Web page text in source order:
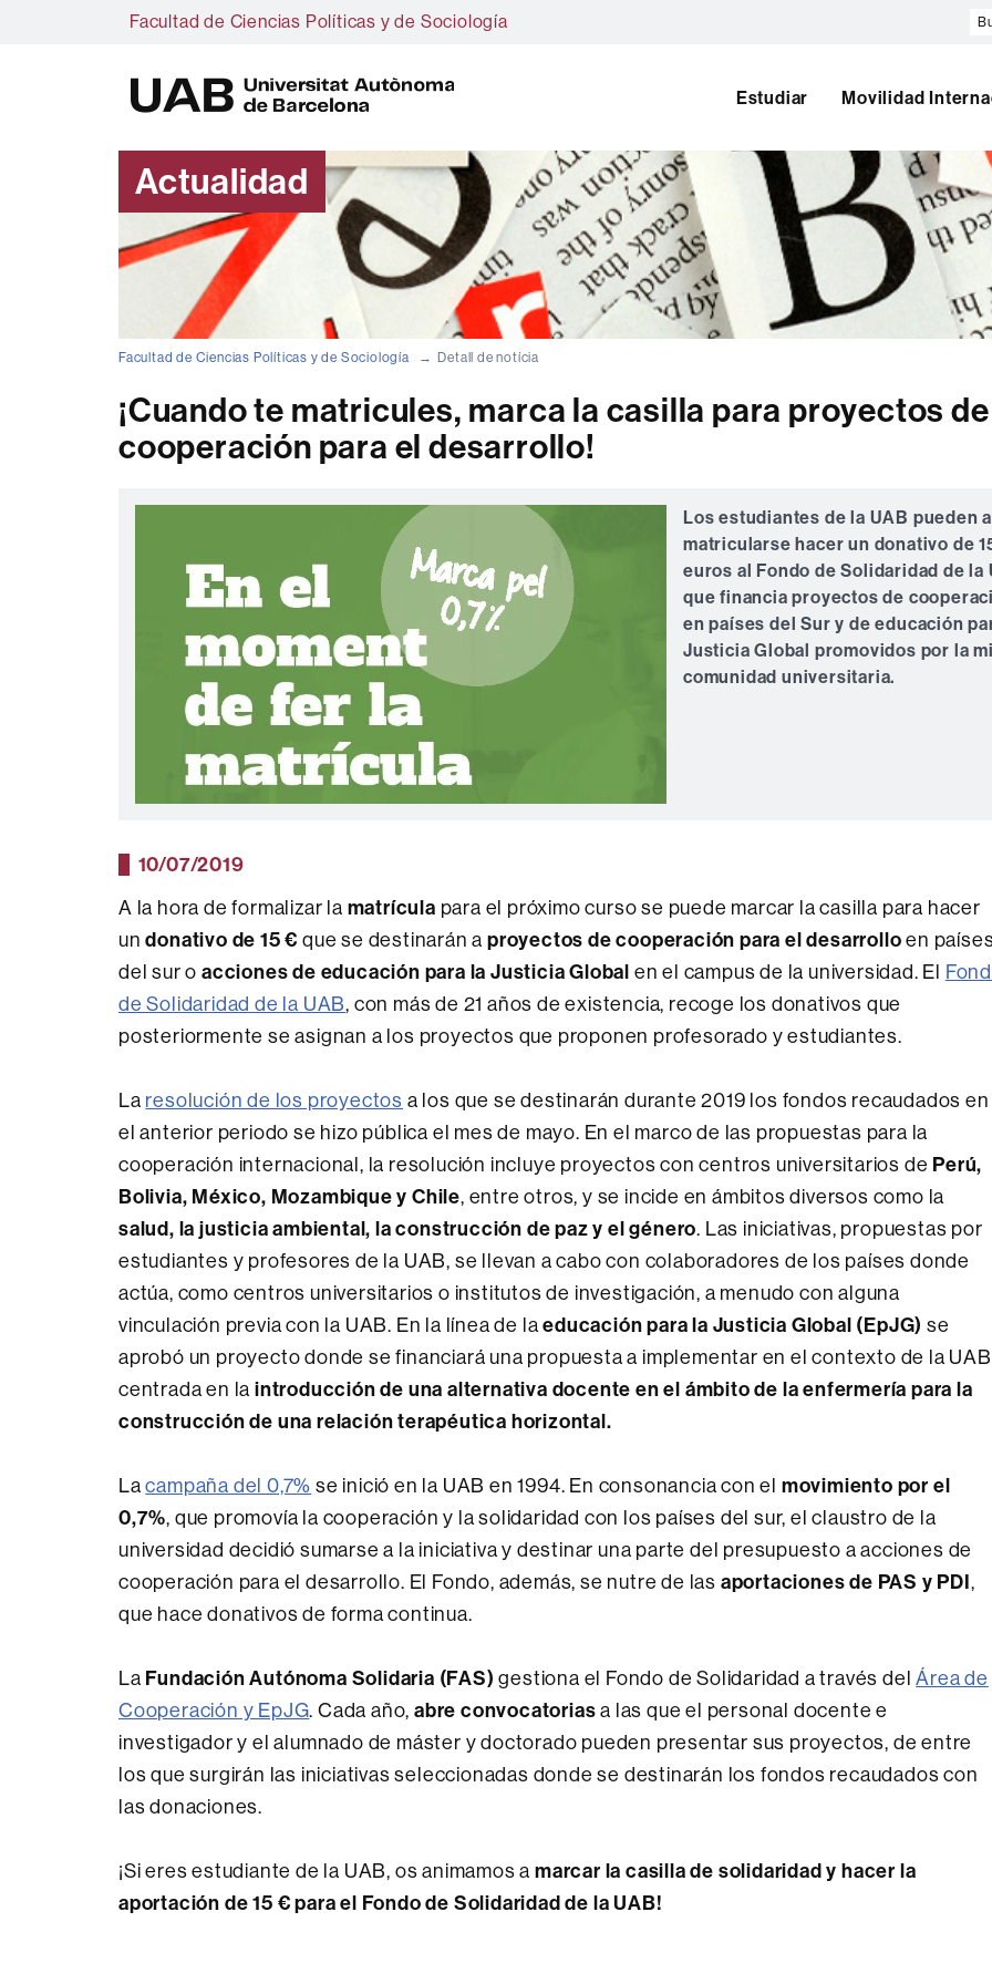
Facultad de Ciencias Políticas y de Sociología
B
Estudiar Movilidad
Actualidad
Facultad de Ciencias Políticas y de Sociología Detall de notícia
¡Cuando te matricules, marca la casilla para proyectos de
cooperación para el desarrollo!
Los estudiantes de la UAB pueden
matricularse hacer un donativo de
euros al Fondo de Solidaridad de la
que financia proyectos de
en países del Sur y de educación
Justicia Global promovidos por la
comunidad universitaria.
10/07/2019
A la hora de formalizar la matrícula para el próximo curso se puede marcar la casilla para hacer
un donativo de 15 € que se destinarán a proyectos de cooperación para el desarrollo en
del sur o acciones de educación para la Justicia Global en el campus de la universidad. El
de Solidaridad de la UAB, con más de 21 años de existencia, recoge los donativos que
posteriormente se asignan a los proyectos que proponen profesorado y estudiantes.
La resolución de los proyectos a los que se destinarán durante 2019 los fondos recaudados en
el anterior periodo se hizo pública el mes de mayo. En el marco de las propuestas para la
cooperación internacional, la resolución incluye proyectos con centros universitarios de Perú,
Bolivia, México, Mozambique y Chile, entre otros, y se incide en ámbitos diversos como la
salud, la justicia ambiental, la construcción de paz y el género. Las iniciativas, propuestas por
estudiantes y profesores de la UAB, se llevan a cabo con colaboradores de los países donde
actúa, como centros universitarios o institutos de investigación, a menudo con alguna
vinculación previa con la UAB. En la línea de laeducación para la Justicia Global (EpJG) se
aprobó un proyecto donde se financiará una propuesta a implementar en el contexto de la
centrada en la introducción de una alternativa docente en el ámbito de la enfermería para la
construcción de una relación terapéutica horizontal.
Lacampaña del 0,7% se inició en la UAB en 1994. En consonancia con el movimiento por el
0,7%, que promovía la cooperación y la solidaridad con los países del sur, el claustro de la
universidad decidió sumarse a la iniciativa y destinar una parte del presupuesto a acciones de
cooperación para el desarrollo. El Fondo, además, se nutre de las aportaciones de PAS y PDI,
que hace donativos de forma continua.
La Fundación Autónoma Solidaria (FAS) gestiona el Fondo de Solidaridad a través delÁrea de
Cooperación y EpJG. Cada año,abre convocatorias a las que el personal docente e
investigador y el alumnado de máster y doctorado pueden presentar sus proyectos, de entre
los que surgirán las iniciativas seleccionadas donde se destinarán los fondos recaudados con
las donaciones.
¡Si eres estudiante de la UAB, os animamos a marcar la casilla de solidaridad y hacer la
aportación de 15 € para el Fondo de Solidaridad de la UAB!